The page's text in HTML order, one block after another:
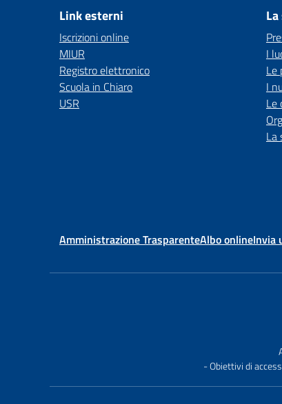
Link esterni
Iscrizioni online
MIUR
Registro elettronico
Scuola in Chiaro
USR
I
Le
I
Le
La
Amministrazione TrasparenteAlbo onlineInvia
- Obiettivi di